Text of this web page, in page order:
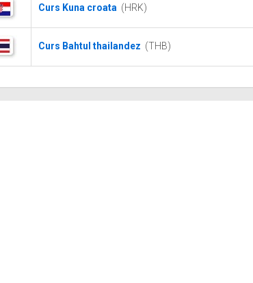
Curs Kuna croata (HRK)
Curs Bahtul thailandez (THB)